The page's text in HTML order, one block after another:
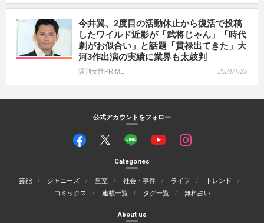
今井翼、2度目の活動休止から復活で投稿
したワイルド近影が「武将じゃん」「時代
劇がお似合い」と話題「貫禄出てきた」大
河3作出演の実績に業界も太鼓判
週刊女性PRIME 2024/1/23
公式アカウントをフォロー
Categories
芸能 ジャニーズ 皇室 社会・事件 ライフ
トレンド
コミックス
連載一覧 タグ一覧 無料占い
About us